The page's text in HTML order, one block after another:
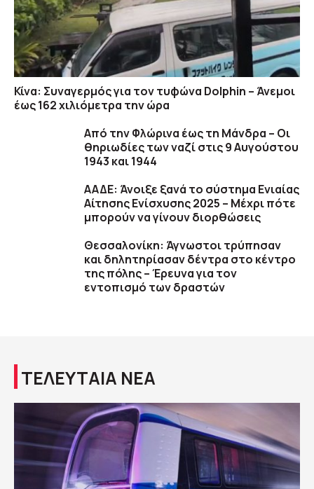
Κίνα: Συναγερμός για τον τυφώνα Dolphin – Άνεμοι
έως 162 χιλιόμετρα την ώρα
Από την Φλώρινα έως τη Μάνδρα – Οι
θηριωδίες των ναζί στις 9 Αυγούστου
1943 και 1944
ΑΑΔΕ: Άνοιξε ξανά το σύστημα Ενιαίας
Αίτησης Ενίσχυσης 2025 – Μέχρι πότε
μπορούν να γίνουν διορθώσεις
Θεσσαλονίκη: Άγνωστοι τρύπησαν
και δηλητηρίασαν δέντρα στο κέντρο
της πόλης – Έρευνα για τον
εντοπισμό των δραστών
ΤΕΛΕΥΤΑΙΑ ΝΕΑ